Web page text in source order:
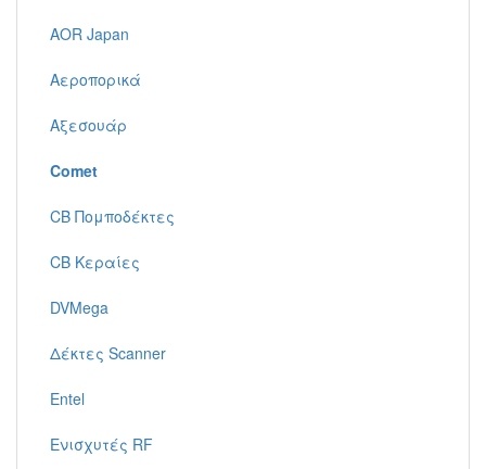
AOR Japan
Αεροπορικά
Αξεσουάρ
Comet
CB Πομποδέκτες
CB Κεραίες
DVMega
Δέκτες Scanner
Entel
Ενισχυτές RF